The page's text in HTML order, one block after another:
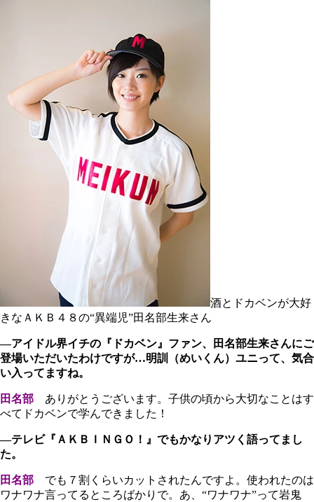
酒とドカベンが大好
きなＡＫＢ４８の“異端児”田名部生来さん
―アイドル界イチの『ドカベン』ファン、田名部生来さんにご
登場いただいたわけですが…明訓（めいくん）ユニって、気合
い入ってますね。
田名部 ありがとうございます。子供の頃から大切なことはす
べてドカベンで学んできました！
―テレビ『ＡＫＢＩＮＧＯ！』でもかなりアツく語ってまし
た。
田名部
でも７割くらいカットされたんですよ。使われたのは
ワナワナ言ってるところばかりで。あ、“ワナワナ”って岩鬼